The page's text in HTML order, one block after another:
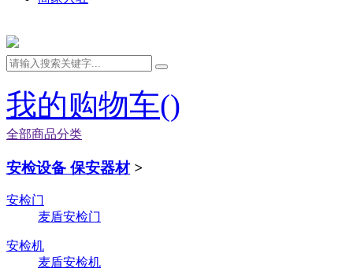
我的购物车()
全部商品分类
安检设备 保安器材 >
安检门
麦盾安检门
安检机
麦盾安检机